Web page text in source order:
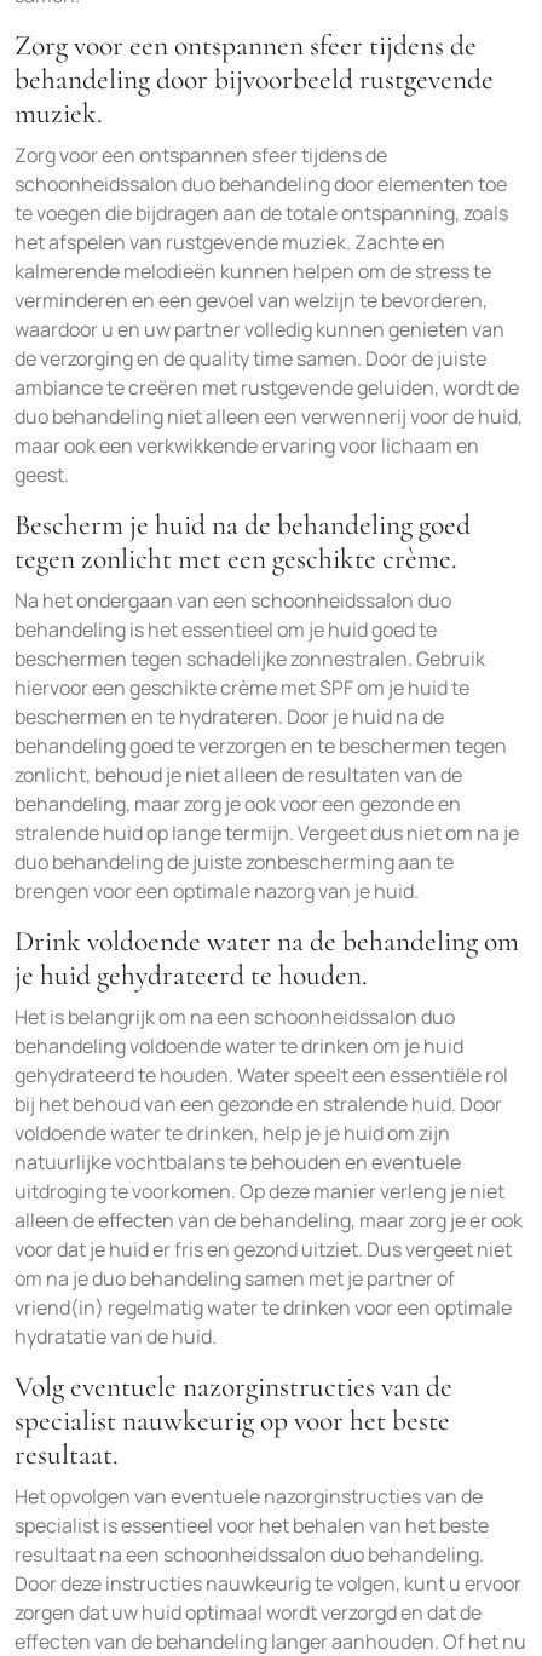
Zorg voor een ontspannen sfeer tijdens de
behandeling door bijvoorbeeld rustgevende
muziek.
Zorg voor een ontspannen sfeer tijdens de
schoonheidssalon duo behandeling door elementen toe
te voegen die bijdragen aan de totale ontspanning, zoals
het afspelen van rustgevende muziek. Zachte en
kalmerende melodieën kunnen helpen om de stress te
verminderen en een gevoel van welzijn te bevorderen,
waardoor u en uw partner volledig kunnen genieten van
de verzorging en de quality time samen. Door de juiste
ambiance te creëren met rustgevende geluiden, wordt de
duo behandeling niet alleen een verwennerij voor de huid,
maar ook een verkwikkende ervaring voor lichaam en
geest.
Bescherm je huid na de behandeling goed
tegen zonlicht met een geschikte crème.
Na het ondergaan van een schoonheidssalon duo
behandeling is het essentieel om je huid goed te
beschermen tegen schadelijke zonnestralen. Gebruik
hiervoor een geschikte crème met SPF om je huid te
beschermen en te hydrateren. Door je huid na de
behandeling goed te verzorgen en te beschermen tegen
zonlicht, behoud je niet alleen de resultaten van de
behandeling, maar zorg je ook voor een gezonde en
stralende huid op lange termijn. Vergeet dus niet om na je
duo behandeling de juiste zonbescherming aan te
brengen voor een optimale nazorg van je huid.
Drink voldoende water na de behandeling om
je huid gehydrateerd te houden.
Het is belangrijk om na een schoonheidssalon duo
behandeling voldoende water te drinken om je huid
gehydrateerd te houden. Water speelt een essentiële rol
bij het behoud van een gezonde en stralende huid. Door
voldoende water te drinken, help je je huid om zijn
natuurlijke vochtbalans te behouden en eventuele
uitdroging te voorkomen. Op deze manier verleng je niet
alleen de effecten van de behandeling, maar zorg je er ook
voor dat je huid er fris en gezond uitziet. Dus vergeet niet
om na je duo behandeling samen met je partner of
vriend(in) regelmatig water te drinken voor een optimale
hydratatie van de huid.
Volg eventuele nazorginstructies van de
specialist nauwkeurig op voor het beste
resultaat.
Het opvolgen van eventuele nazorginstructies van de
specialist is essentieel voor het behalen van het beste
resultaat na een schoonheidssalon duo behandeling.
Door deze instructies nauwkeurig te volgen, kunt u ervoor
zorgen dat uw huid optimaal wordt verzorgd en dat de
effecten van de behandeling langer aanhouden. Of het nu